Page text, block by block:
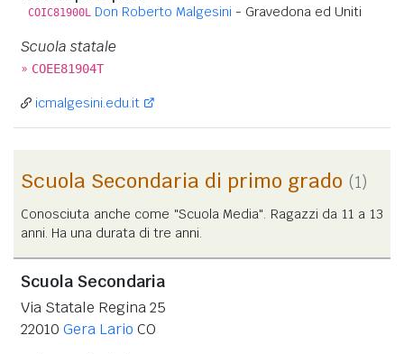
COIC81900L Don Roberto Malgesini - Gravedona ed Uniti
Scuola statale
» COEE81904T
icmalgesini.edu.it
Scuola Secondaria di primo grado (1)
Conosciuta anche come "Scuola Media". Ragazzi da 11 a 13
anni. Ha una durata di tre anni.
Scuola Secondaria
Via Statale Regina 25
22010 Gera Lario CO